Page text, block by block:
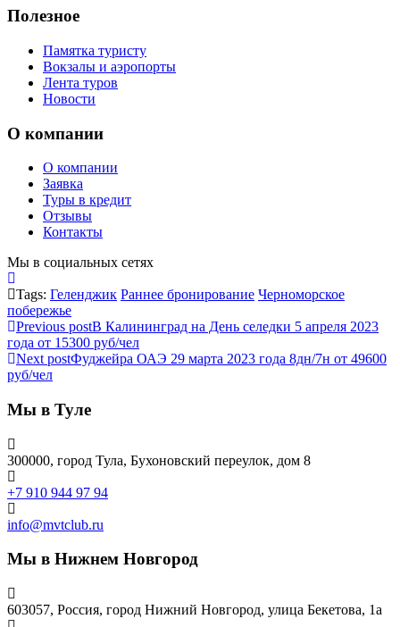
Полезное
Памятка туристу
Вокзалы и аэропорты
Лента туров
Новости
О компании
О компании
Заявка
Туры в кредит
Отзывы
Контакты
Мы в социальных сетях
Tags: Геленджик Раннее бронирование Черноморское
побережье
Previous postВ Калининград на День селедки 5 апреля 2023
года от 15300 руб/чел
Next postФуджейра ОАЭ 29 марта 2023 года 8дн/7н от 49600
руб/чел
Мы в Туле
300000, город Тула, Бухоновский переулок, дом 8
+7 910 944 97 94
info@mvtclub.ru
Мы в Нижнем Новгород
603057, Россия, город Нижний Новгород, улица Бекетова, 1а